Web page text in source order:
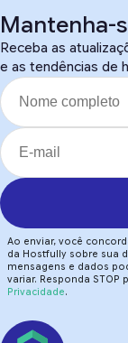
Mantenha-
Receba as
e as tendências de
Ao enviar, você
da Hostfully sobre sua
mensagens e dados
variar. Responda STOP
Privacidade.